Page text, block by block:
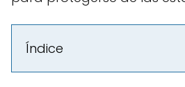
Índice